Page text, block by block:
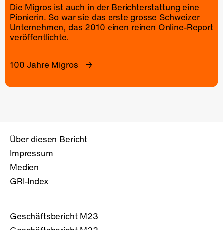
Die Migros ist auch in der Berichterstattung eine
Pionierin. So war sie das erste grosse Schweizer
Unternehmen, das 2010 einen reinen Online-Report
veröffentlichte.
100 Jahre Migros
Über diesen Bericht
Impressum
Medien
GRI-Index
Geschäftsbericht M23